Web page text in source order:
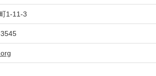
1-11-3